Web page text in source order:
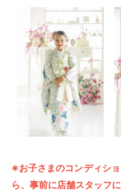
※お子さまのコンディシ
ら、事前に店舗スタッフ